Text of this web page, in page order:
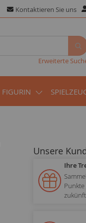
Kontaktieren Sie uns
Erweiterte
FIGURIN
Unsere
Ihre